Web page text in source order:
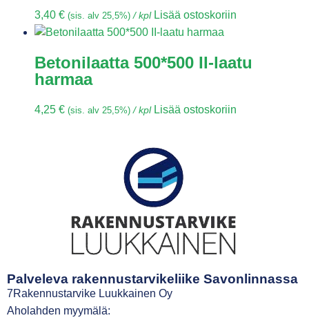
3,40 € (sis. alv 25,5%) / kpl Lisää ostoskoriin
Betonilaatta 500*500 II-laatu
harmaa
4,25 € (sis. alv 25,5%) / kpl Lisää ostoskoriin
Palveleva rakennustarvikeliike Savonlinnassa
7Rakennustarvike Luukkainen Oy
Aholahden myymälä: